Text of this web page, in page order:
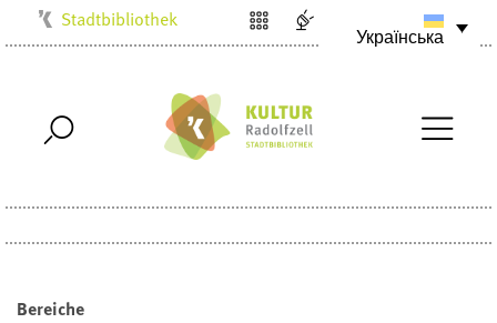
Musikschule
Stadtmuseum
Stadtbibliothek
Villa Bosch
Українська
Bereiche